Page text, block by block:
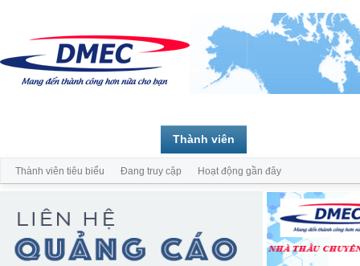
Thành viên
Thành viên tiêu biểu Đang truy cập Hoạt động gần đây